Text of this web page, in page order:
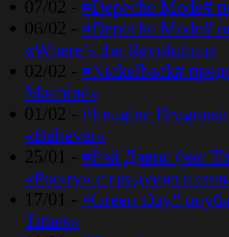
07/02 - #Depeche Mode#
06/02 - #Depeche Mode#
«Where’s the Revolution»
02/02 - #Nickelback#
Machine»
01/02 - #Imagine
«Believer»
25/01 - #Рэй Дэвис (экс
«Poetry» с грядущего
17/01 - #Green Day#
Times»